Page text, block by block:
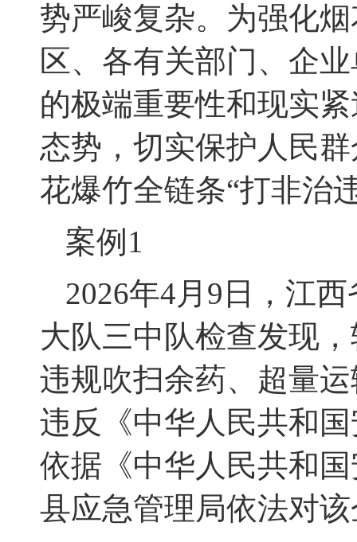
势严峻复杂。为强化
区、各有关部门、企
的极端重要性和现实
态势，切实保护人民
花爆竹全链条“打非治
案例 1
2026年4月9日，江
大队三中队检查发现
违规吹扫余药、超量
违反《中华人民共和
依据《中华人民共和
县应急管理局依法对